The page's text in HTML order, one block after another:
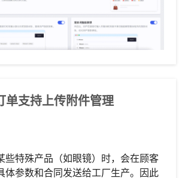
单支持上传附件管理
些特殊产品（如眼镜）时，会在顾客
体参数和合同发送给工厂生产。因此